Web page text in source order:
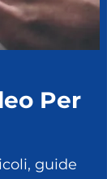
Per
guide